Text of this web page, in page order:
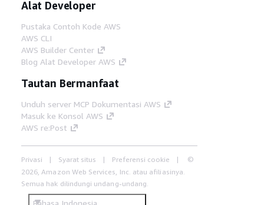
Alat Developer
Pustaka Contoh Kode AWS
AWS CLI
AWS Builder Center
Blog Alat Developer AWS
Tautan Bermanfaat
Unduh server MCP Dokumentasi AWS
Masuk ke Konsol AWS
AWS re:Post
Privasi Syarat situs Preferensi cookie
©
2026, Amazon Web Services, Inc. atau afiliasinya.
Semua hak dilindungi undang-undang.
Bahasa Indonesia